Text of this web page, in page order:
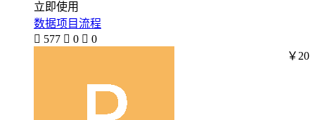
立即使用
数据项目流程
 577  0  0
￥20